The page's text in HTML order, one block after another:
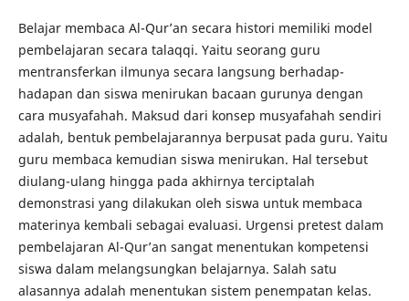
Belajar membaca Al-Qur’an secara histori memiliki model
pembelajaran secara talaqqi. Yaitu seorang guru
mentransferkan ilmunya secara langsung berhadap-
hadapan dan siswa menirukan bacaan gurunya dengan
cara musyafahah. Maksud dari konsep musyafahah sendiri
adalah, bentuk pembelajarannya berpusat pada guru. Yaitu
guru membaca kemudian siswa menirukan. Hal tersebut
diulang-ulang hingga pada akhirnya terciptalah
demonstrasi yang dilakukan oleh siswa untuk membaca
materinya kembali sebagai evaluasi. Urgensi pretest dalam
pembelajaran Al-Qur’an sangat menentukan kompetensi
siswa dalam melangsungkan belajarnya. Salah satu
alasannya adalah menentukan sistem penempatan kelas.